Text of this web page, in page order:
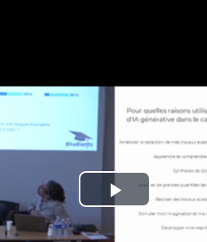
Lire